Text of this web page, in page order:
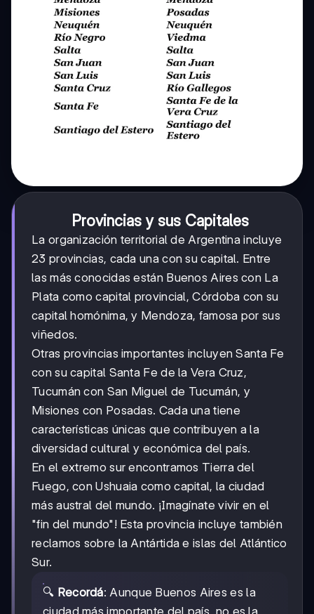
Provincias y sus Capitales
La organización territorial de Argentina incluye
23 provincias, cada una con su capital. Entre
las más conocidas están Buenos Aires con La
Plata como capital provincial, Córdoba con su
capital homónima, y Mendoza, famosa por sus
viñedos.
Otras provincias importantes incluyen Santa Fe
con su capital Santa Fe de la Vera Cruz,
Tucumán con San Miguel de Tucumán, y
Misiones con Posadas. Cada una tiene
características únicas que contribuyen a la
diversidad cultural y económica del país.
En el extremo sur encontramos Tierra del
Fuego, con Ushuaia como capital, la ciudad
más austral del mundo. ¡Imagínate vivir en el
"fin del mundo"! Esta provincia incluye también
reclamos sobre la Antártida e islas del Atlántico
Sur.
🔍 Recordá: Aunque Buenos Aires es la